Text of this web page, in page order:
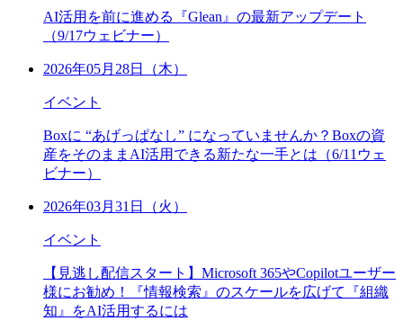
AI活用を前に進める『Glean』の最新アップデート
（9/17ウェビナー）
2026年05月28日（木）
イベント
Boxに “あげっぱなし” になっていませんか？Boxの資
産をそのままAI活用できる新たな一手とは（6/11ウェ
ビナー）
2026年03月31日（火）
イベント
【見逃し配信スタート】Microsoft 365やCopilotユーザー
様にお勧め！『情報検索』のスケールを広げて『組織
知』をAI活用するには